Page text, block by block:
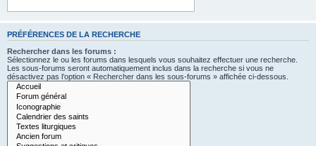
PRÉFÉRENCES DE LA RECHERCHE
Rechercher dans les forums :
Sélectionnez le ou les forums dans lesquels vous souhaitez effectuer une recherche.
Les sous-forums seront automatiquement inclus dans la recherche si vous ne
désactivez pas l’option « Rechercher dans les sous-forums » affichée ci-dessous.